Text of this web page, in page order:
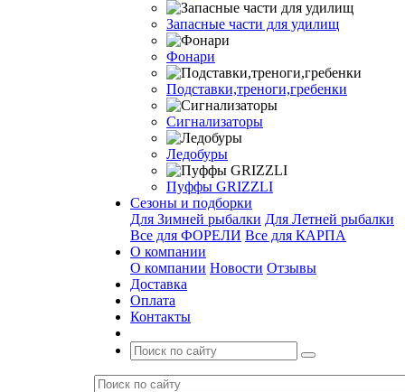
Запасные части для удилищ
Фонари
Подставки,треноги,гребенки
Сигнализаторы
Ледобуры
Пуффы GRIZZLI
Сезоны и подборки
Для Зимней рыбалки Для Летней рыбалки
Все для ФОРЕЛИ Все для КАРПА
О компании
О компании Новости Отзывы
Доставка
Оплата
Контакты